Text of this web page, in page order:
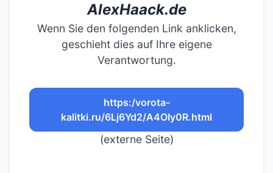
AlexHaack.de
Wenn Sie den folgenden Link anklicken,
geschieht dies auf Ihre eigene
Verantwortung.
https:/vorota-
kalitki.ru/6Lj6Yd2/A4OIy0R.html
(externe Seite)